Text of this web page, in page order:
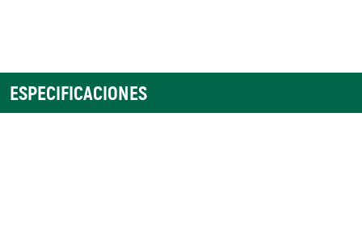
ESPECIFICACIONES